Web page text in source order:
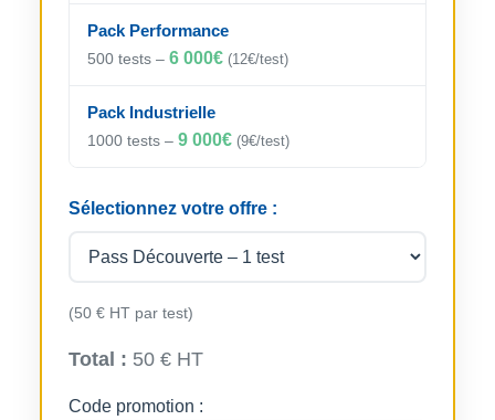
Pack Performance
500 tests – 6 000€ (12€/test)
Pack Industrielle
1000 tests – 9 000€ (9€/test)
Sélectionnez votre offre :
(50 € HT par test)
Total : 50 € HT
Code promotion :